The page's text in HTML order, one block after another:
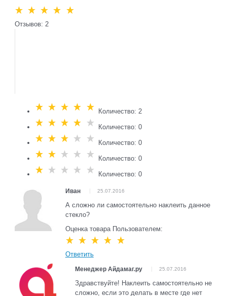
Отзывов: 2
Количество: 2
Количество: 0
Количество: 0
Количество: 0
Количество: 0
Иван 25.07.2016
А сложно ли самостоятельно наклеить данное
стекло?
Оценка товара Пользователем:
Ответить
Менеджер Айдамаг.ру 25.07.2016
Здравствуйте! Наклеить самостоятельно не
сложно, если это делать в месте где нет